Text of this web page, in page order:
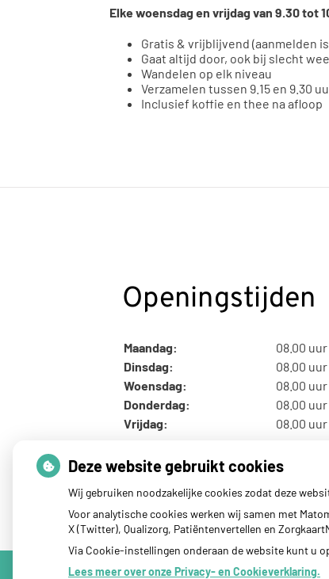
Elke woensdag en vrijdag van 9.30 tot
Gratis & vrijblijvend (aanmelden
Gaat altijd door, ook bij slecht
Wandelen op elk niveau
Verzamelen tussen 9.15 en 9.30
Inclusief koffie en thee na afloop
Openingstijden
Maandag:
08.00
Dinsdag:
08.00
Woensdag:
08.00
Donderdag:
08.00
Vrijdag:
08.00
Deze website gebruikt cookies
Wij gebruiken noodzakelijke cookies zodat deze
Voor analytische cookies werken wij samen met
X (Twitter), Qualizorg, Patiëntenvertellen en
Via Cookie-instellingen onderaan de website kunt u
Lees meer over onze Privacy- en Cookieverklaring.